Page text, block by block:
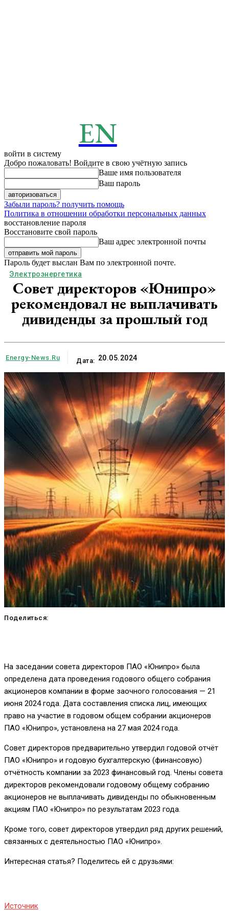
EN
войти в систему
Добро пожаловать! Войдите в свою учётную запись
Ваше имя пользователя
Ваш пароль
Забыли пароль? получить помощь
Политика в отношении обработки персональных данных
восстановление пароля
Восстановите свой пароль
Ваш адрес электронной почты
Пароль будет выслан Вам по электронной почте.
Электроэнергетика
Совет директоров «Юнипро»
рекомендовал не выплачивать
дивиденды за прошлый год
Energy-News.ru Дата: 20.05.2024
Поделиться:
На заседании совета директоров ПАО «Юнипро» была
определена дата проведения годового общего собрания
акционеров компании в форме заочного голосования — 21
июня 2024 года. Дата составления списка лиц, имеющих
право на участие в годовом общем собрании акционеров
ПАО «Юнипро», установлена на 27 мая 2024 года.
Совет директоров предварительно утвердил годовой отчёт
ПАО «Юнипро» и годовую бухгалтерскую (финансовую)
отчётность компании за 2023 финансовый год. Члены совета
директоров рекомендовали годовому общему собранию
акционеров не выплачивать дивиденды по обыкновенным
акциям ПАО «Юнипро» по результатам 2023 года.
Кроме того, совет директоров утвердил ряд других решений,
связанных с деятельностью ПАО «Юнипро».
Интересная статья? Поделитесь ей с друзьями:
Источник